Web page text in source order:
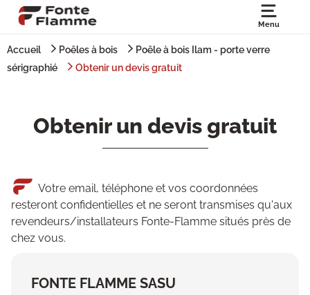
Menu
Accueil Poêles à bois
Poêle à bois Ilam - porte verre
sérigraphié
Obtenir un devis gratuit
Obtenir un devis gratuit
Votre email, téléphone et vos coordonnées
resteront confidentielles et ne seront transmises qu'aux
revendeurs/installateurs Fonte-Flamme situés près de
chez vous.
FONTE FLAMME SASU